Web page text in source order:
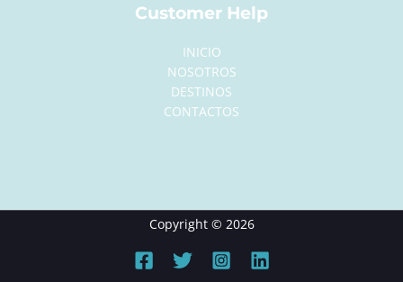
Customer Help
INICIO
NOSOTROS
DESTINOS
CONTACTOS
Copyright © 2026